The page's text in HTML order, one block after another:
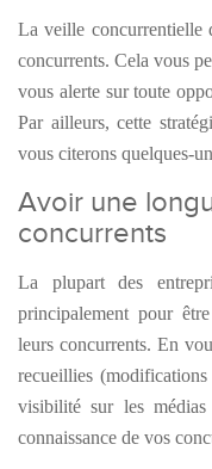
La veille concurrentielle
concurrents. Cela vous
vous alerte sur toute
Par ailleurs, cette
vous citerons quelques-
Avoir une
concurrents
La plupart des
principalement pour
leurs concurrents. En
recueillies
visibilité sur les
connaissance de vos